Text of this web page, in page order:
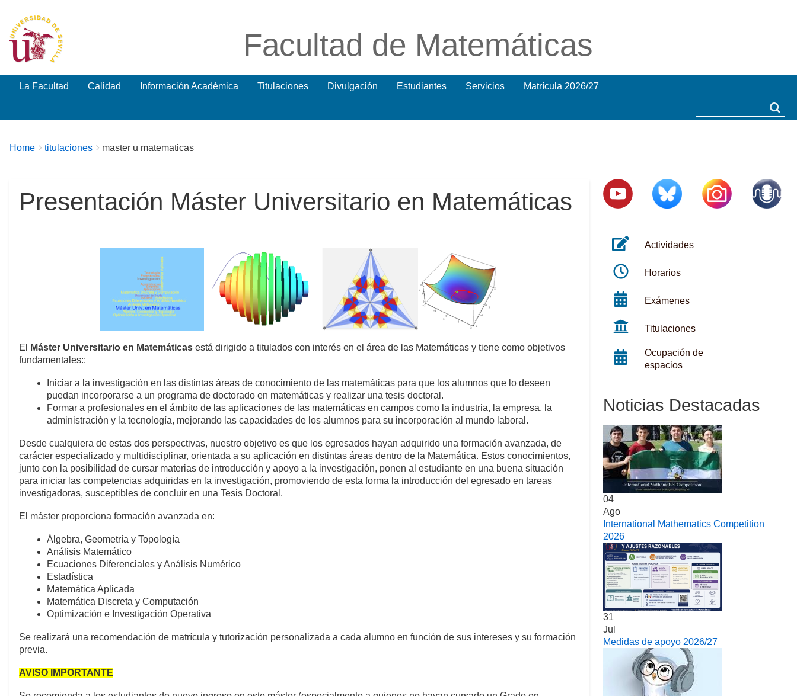
Facultad de Matemáticas
La Facultad Calidad Información Académica Titulaciones Divulgación Estudiantes Servicios Matrícula 2026/27
Breadcrumbs
You
Home titulaciones master u matematicas
Presentación Máster Universitario en Matemáticas
El Máster Universitario en Matemáticas está dirigido a titulados con interés en el área de las Matemáticas y tiene como objetivos
fundamentales::
Iniciar a la investigación en las distintas áreas de conocimiento de las matemáticas para que los alumnos que lo deseen
puedan incorporarse a un programa de doctorado en matemáticas y realizar una tesis doctoral.
Formar a profesionales en el ámbito de las aplicaciones de las matemáticas en campos como la industria, la empresa, la
administración y la tecnología, mejorando las capacidades de los alumnos para su incorporación al mundo laboral.
Desde cualquiera de estas dos perspectivas, nuestro objetivo es que los egresados hayan adquirido una formación avanzada, de
carácter especializado y multidisciplinar, orientada a su aplicación en distintas áreas dentro de la Matemática. Estos conocimientos,
junto con la posibilidad de cursar materias de introducción y apoyo a la investigación, ponen al estudiante en una buena situación
para iniciar las competencias adquiridas en la investigación, promoviendo de esta forma la introducción del egresado en tareas
investigadoras, susceptibles de concluir en una Tesis Doctoral.
El máster proporciona formación avanzada en:
Álgebra, Geometría y Topología
Análisis Matemático
Ecuaciones Diferenciales y Análisis Numérico
Estadística
Matemática Aplicada
Matemática Discreta y Computación
Optimización e Investigación Operativa
Se realizará una recomendación de matrícula y tutorización personalizada a cada alumno en función de sus intereses y su formación
previa.
AVISO IMPORTANTE
Actividades
Horarios
Exámenes
Titulaciones
Ocupación de
espacios
Noticias Destacadas
04
Ago
International Mathematics Competition
2026
31
Jul
Medidas de apoyo 2026/27